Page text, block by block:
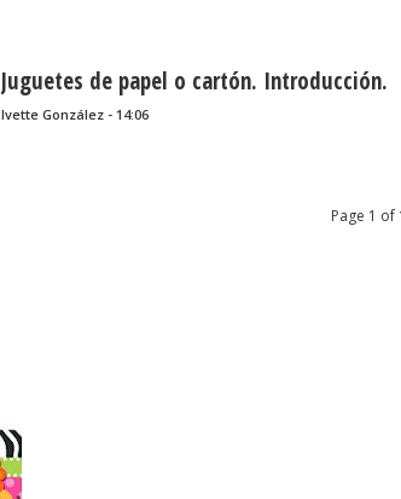
Juguetes de papel o cartón. Introducción.
Ivette González - 14:06
Page 1 of